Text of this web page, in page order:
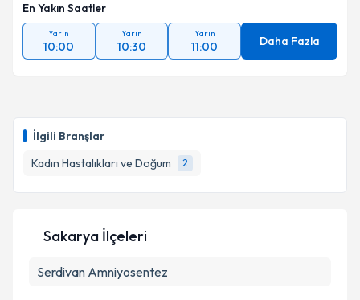
İlgili Branşlar
Kadın Hastalıkları ve Doğum
2
En Yakın Saatler
Yarın
10:00
Yarın
10:30
Yarın
11:00 Daha Fazla
Sakarya İlçeleri
Serdivan Amniyosentez